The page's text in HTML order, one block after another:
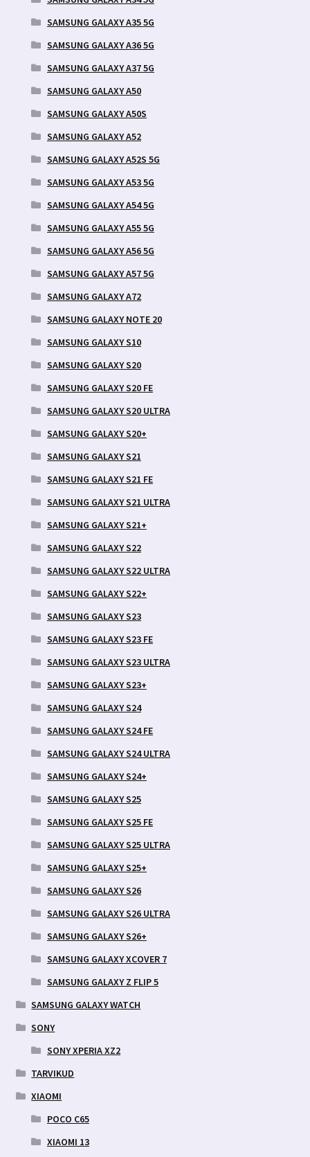
SAMSUNG GALAXY A35 5G
SAMSUNG GALAXY A36 5G
SAMSUNG GALAXY A37 5G
SAMSUNG GALAXY A50
SAMSUNG GALAXY A50S
SAMSUNG GALAXY A52
SAMSUNG GALAXY A52S 5G
SAMSUNG GALAXY A53 5G
SAMSUNG GALAXY A54 5G
SAMSUNG GALAXY A55 5G
SAMSUNG GALAXY A56 5G
SAMSUNG GALAXY A57 5G
SAMSUNG GALAXY A72
SAMSUNG GALAXY NOTE 20
SAMSUNG GALAXY S10
SAMSUNG GALAXY S20
SAMSUNG GALAXY S20 FE
SAMSUNG GALAXY S20 ULTRA
SAMSUNG GALAXY S20+
SAMSUNG GALAXY S21
SAMSUNG GALAXY S21 FE
SAMSUNG GALAXY S21 ULTRA
SAMSUNG GALAXY S21+
SAMSUNG GALAXY S22
SAMSUNG GALAXY S22 ULTRA
SAMSUNG GALAXY S22+
SAMSUNG GALAXY S23
SAMSUNG GALAXY S23 FE
SAMSUNG GALAXY S23 ULTRA
SAMSUNG GALAXY S23+
SAMSUNG GALAXY S24
SAMSUNG GALAXY S24 FE
SAMSUNG GALAXY S24 ULTRA
SAMSUNG GALAXY S24+
SAMSUNG GALAXY S25
SAMSUNG GALAXY S25 FE
SAMSUNG GALAXY S25 ULTRA
SAMSUNG GALAXY S25+
SAMSUNG GALAXY S26
SAMSUNG GALAXY S26 ULTRA
SAMSUNG GALAXY S26+
SAMSUNG GALAXY XCOVER 7
SAMSUNG GALAXY Z FLIP 5
SAMSUNG GALAXY WATCH
SONY
SONY XPERIA XZ2
TARVIKUD
XIAOMI
POCO C65
XIAOMI 13